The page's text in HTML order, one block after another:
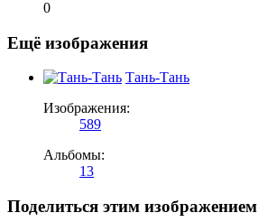
0
Ещё изображения
Тань-Тань
Изображения:
589
Альбомы:
13
Поделиться этим изображением